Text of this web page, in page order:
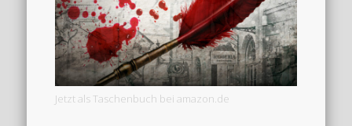
Jetzt als Taschenbuch bei amazon.de